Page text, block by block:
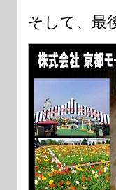
そして、最